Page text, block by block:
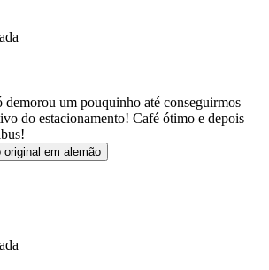
um pouquinho até conseguirmos
do estacionamento! Café ótimo e depois
original em alemão